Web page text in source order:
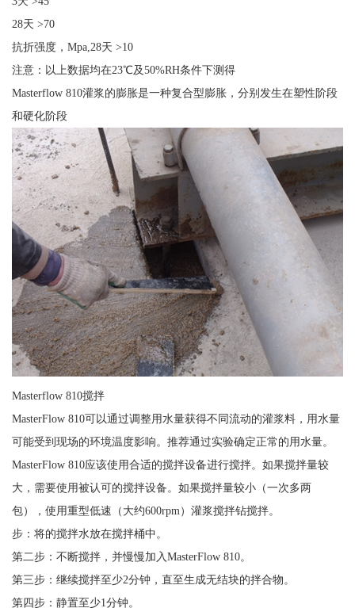
28天 >70
抗折强度，Mpa,28天 >10
注意：以上数据均在23℃及50%RH条件下测得
Masterflow 810灌浆的膨胀是一种复合型膨胀，分别发生在塑性阶段
和硬化阶段
Masterflow 810搅拌
MasterFlow 810可以通过调整用水量获得不同流动的灌浆料，用水量
可能受到现场的环境温度影响。推荐通过实验确定正常的用水量。
MasterFlow 810应该使用合适的搅拌设备进行搅拌。如果搅拌量较
大，需要使用被认可的搅拌设备。如果搅拌量较小（一次多两
包），使用重型低速（大约600rpm）灌浆搅拌钻搅拌。
步：将的搅拌水放在搅拌桶中。
第二步：不断搅拌，并慢慢加入MasterFlow 810。
第三步：继续搅拌至少2分钟，直至生成无结块的拌合物。
第四步：静置至少1分钟。